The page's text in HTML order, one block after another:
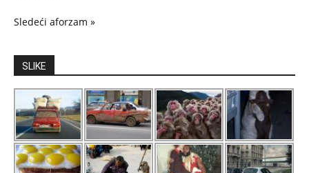
Sledeći aforzam »
SLIKE